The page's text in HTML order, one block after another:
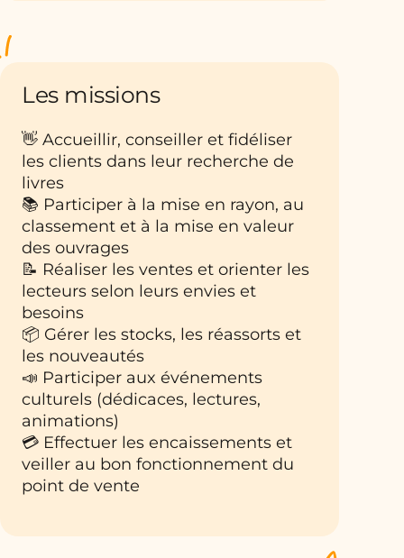
Les missions
👋 Accueillir, conseiller et fidéliser
les clients dans leur recherche de
livres
📚 Participer à la mise en rayon, au
classement et à la mise en valeur
des ouvrages
📝 Réaliser les ventes et orienter les
lecteurs selon leurs envies et
besoins
📦 Gérer les stocks, les réassorts et
les nouveautés
📣 Participer aux événements
culturels (dédicaces, lectures,
animations)
💳 Effectuer les encaissements et
veiller au bon fonctionnement du
point de vente